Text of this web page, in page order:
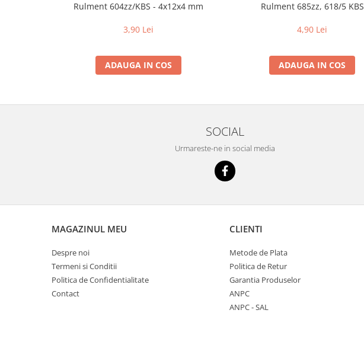
Rulment 604zz/KBS - 4x12x4 mm
3,90 Lei
ADAUGA IN COS
Rulment 685zz, 618/5 KBS
4,90 Lei
ADAUGA IN COS
SOCIAL
Urmareste-ne in social media
MAGAZINUL MEU
Despre noi
Termeni si Conditii
Politica de Confidentialitate
Contact
CLIENTI
Metode de Plata
Politica de Retur
Garantia Produselor
ANPC
ANPC - SAL